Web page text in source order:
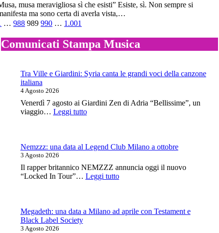
Esiste, sì. Non sempre si
ma sono certa di averla vista,…
… 988 989 990 … 1.001
Comunicati Stampa Musica
Tra Ville e Giardini: Syria canta le grandi voci della canzone
italiana
4 Agosto 2026
Venerdì 7 agosto ai Giardini Zen di Adria “Bellissime”, un
viaggio… Leggi tutto:
Giardini:
canta
le
grandi
canzone
italiana
Nemzzz: una data al Legend Club Milano a ottobre
3 Agosto 2026
Il rapper britannico NEMZZZ annuncia oggi il nuovo
“Locked In Tour”… Leggi tutto:
al
Megadeth: una data a Milano ad aprile con Testament e
Black Label Society
3 Agosto 2026